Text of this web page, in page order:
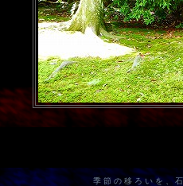
季節の移ろいを、